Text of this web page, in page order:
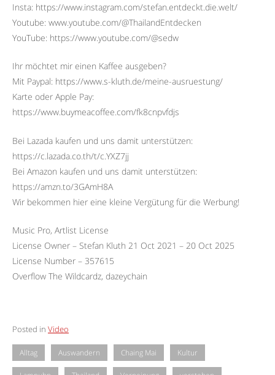
Insta: https://www.instagram.com/stefan.entdeckt.die.welt/
Youtube: www.youtube.com/@ThailandEntdecken
YouTube: https://www.youtube.com/@sedw
Ihr möchtet mir einen Kaffee ausgeben?
Mit Paypal: https://www.s-kluth.de/meine-ausruestung/
Karte oder Apple Pay:
https://www.buymeacoffee.com/fk8cnpvfdjs
Bei Lazada kaufen und uns damit unterstützen:
https://c.lazada.co.th/t/c.YXZ7jj
Bei Amazon kaufen und uns damit unterstützen:
https://amzn.to/3GAmH8A
Wir bekommen hier eine kleine Vergütung für die Werbung!
Music Pro, Artlist License
License Owner – Stefan Kluth 21 Oct 2021 – 20 Oct 2025
License Number – 357615
Overflow The Wildcardz, dazeychain
Posted in Video
Alltag Auswandern Chaing Mai Kultur